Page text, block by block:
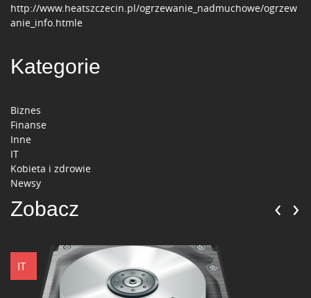
http://www.heatszczecin.pl/ogrzewanie_nadmuchowe/ogrzew
anie_info.htmle
Kategorie
Biznes
Finanse
Inne
IT
Kobieta i zdrowie
Newsy
Zobacz
IT
‹ ›